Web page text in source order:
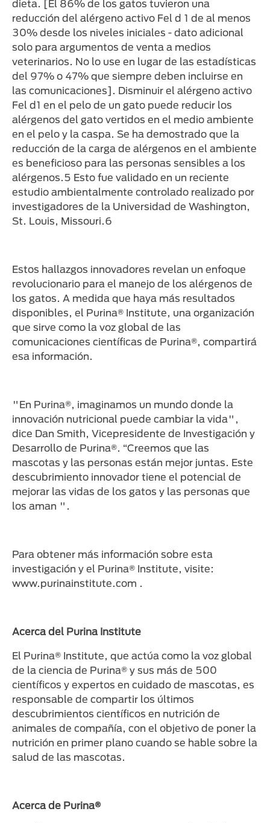
dieta. [El 86% de los gatos tuvieron una
reducción del alérgeno activo Fel d 1 de al menos
30% desde los niveles iniciales - dato adicional
solo para argumentos de venta a medios
veterinarios. No lo use en lugar de las estadísticas
del 97% o 47% que siempre deben incluirse en
las comunicaciones]. Disminuir el alérgeno activo
Fel d1 en el pelo de un gato puede reducir los
alérgenos del gato vertidos en el medio ambiente
en el pelo y la caspa. Se ha demostrado que la
reducción de la carga de alérgenos en el ambiente
es beneficioso para las personas sensibles a los
alérgenos.5 Esto fue validado en un reciente
estudio ambientalmente controlado realizado por
investigadores de la Universidad de Washington,
St. Louis, Missouri.6
Estos hallazgos innovadores revelan un enfoque
revolucionario para el manejo de los alérgenos de
los gatos. A medida que haya más resultados
disponibles, el Purina® Institute, una organización
que sirve como la voz global de las
comunicaciones científicas de Purina®, compartirá
esa información.
"En Purina®, imaginamos un mundo donde la
innovación nutricional puede cambiar la vida",
dice Dan Smith, Vicepresidente de Investigación y
Desarrollo de Purina®. “Creemos que las
mascotas y las personas están mejor juntas. Este
descubrimiento innovador tiene el potencial de
mejorar las vidas de los gatos y las personas que
los aman ".
Para obtener más información sobre esta
investigación y el Purina® Institute, visite:
www.purinainstitute.com .
Acerca del Purina Institute
El Purina® Institute, que actúa como la voz global
de la ciencia de Purina® y sus más de 500
científicos y expertos en cuidado de mascotas, es
responsable de compartir los últimos
descubrimientos científicos en nutrición de
animales de compañía, con el objetivo de poner la
nutrición en primer plano cuando se hable sobre la
salud de las mascotas.
Acerca de Purina®